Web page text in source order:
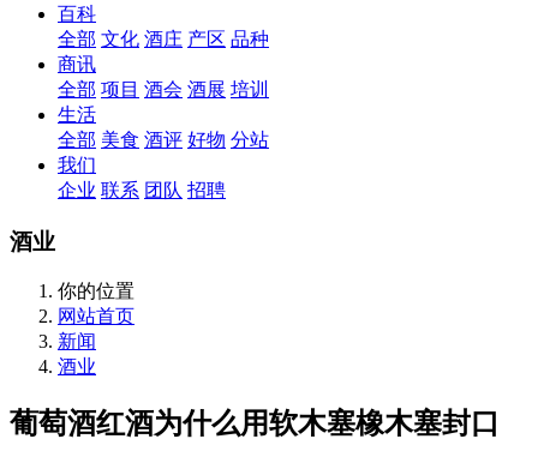
百科
全部 文化 酒庄 产区 品种
商讯
全部 项目 酒会 酒展 培训
生活
全部 美食 酒评 好物 分站
我们
企业 联系 团队 招聘
酒业
你的位置
网站首页
新闻
酒业
葡萄酒红酒为什么用软木塞橡木塞封口